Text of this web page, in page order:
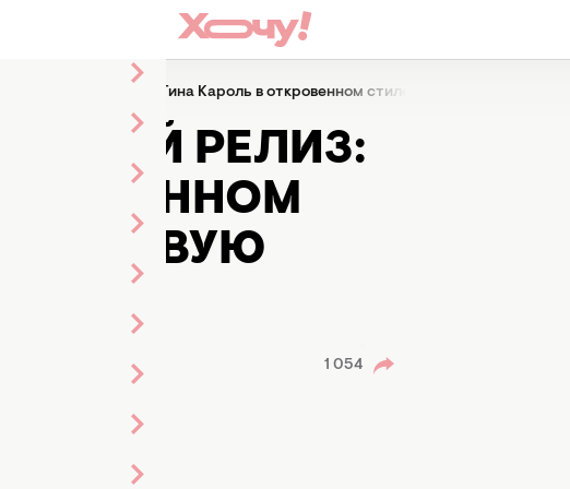
пикантный релиз: Тина Кароль в откровенном стиле представила новую
РЕЛИЗ:
НОВУЮ
1 054